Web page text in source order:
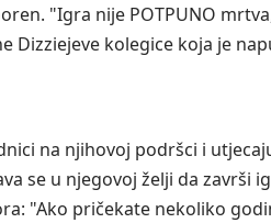
"Igra nije POTPUNO
Dizziejeve kolegice koja je
na njihovoj podršci i
se u njegovoj želji da završi
"Ako pričekate nekoliko